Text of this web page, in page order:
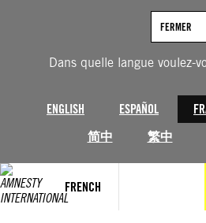
Dans quelle langue voulez-
ENGLISH ESPAÑOL
简中
繁中
FERMER
FRENCH